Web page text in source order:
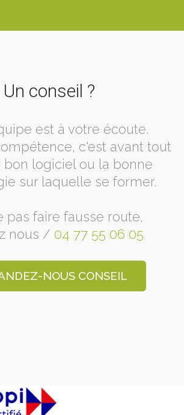
Un conseil ?
est à votre écoute.
c'est avant tout
bon logiciel ou la bonne
sur laquelle se former.
pas faire fausse route,
nous / 04 77 55 06 05
NOUS CONSEIL